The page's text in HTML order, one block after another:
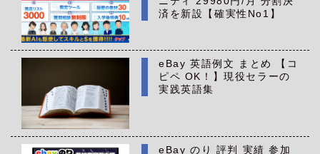
済を新設【確実性No1】
eBay 英語例文 まとめ 【コ
ピペ OK！】現役セラーの
実践英語集
eBay のり 評判 実績 参加